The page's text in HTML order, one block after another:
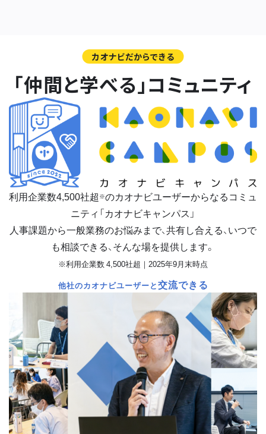
カオナビだからできる
「仲間と学べる」コミュニティ
利用企業数4,500社超 ※のカオナビユーザーからなるコミュ
ニティ「カオナビキャンパス」
人事課題から一般業務のお悩みまで、共有し合える、いつで
も相談できる、そんな場を提供します。
※利用企業数 4,500社超｜2025年9月末時点
他社のカオナビユーザーと交流できる